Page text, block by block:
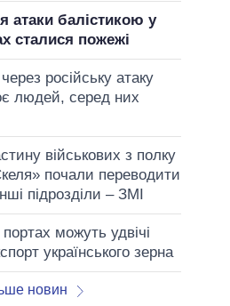
атаки балістикою у
сталися пожежі
російську атаку
людей, серед них
військових з полку
почали переводити
підрозділи – ЗМІ
можуть удвічі
українського зерна
новин